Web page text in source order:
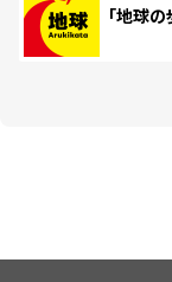
「地球